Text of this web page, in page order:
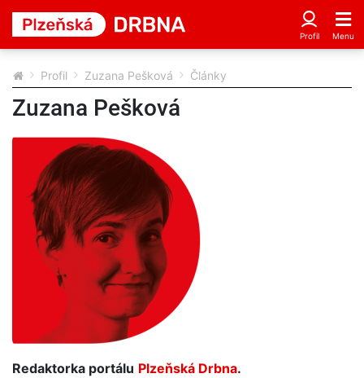
Profil Zuzana Pešková Články
Zuzana Pešková
Redaktorka portálu Plzeňská Drbna.